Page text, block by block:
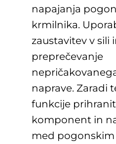
napajanja
krmilnika.
zaustavitev v sili
preprečevanje
naprave. Zaradi
funkcije
komponent in
med